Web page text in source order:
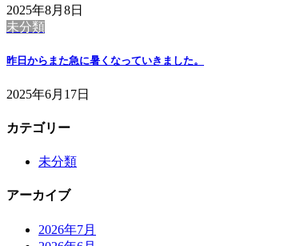
2025年8月8日
未分類
昨日からまた急に暑くなっていきました。
2025年6月17日
カテゴリー
未分類
アーカイブ
2026年7月